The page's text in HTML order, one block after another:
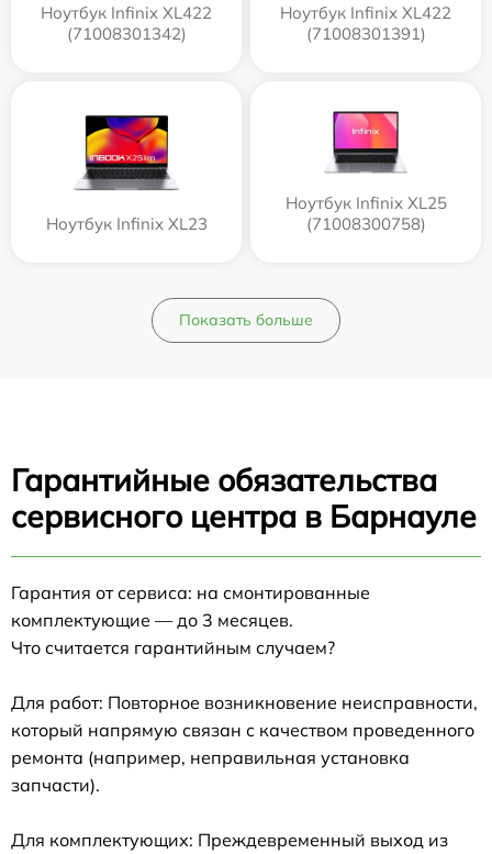
Ноутбук Infinix XL422
(71008301342)
Ноутбук Infinix XL422
(71008301391)
Ноутбук Infinix XL23
Ноутбук Infinix XL25
(71008300758)
Показать больше
Гарантийные обязательства
сервисного центра в Барнауле
Гарантия от сервиса: на смонтированные
комплектующие — до 3 месяцев.
Что считается гарантийным случаем?
Для работ: Повторное возникновение неисправности,
который напрямую связан с качеством проведенного
ремонта (например, неправильная установка
запчасти).
Для комплектующих: Преждевременный выход из